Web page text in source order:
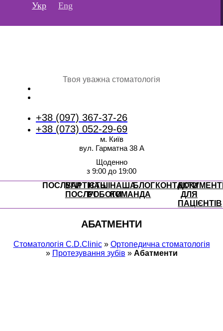
Укр Eng
Твоя уважна стоматологія
+38 (097) 367-37-26
+38 (073) 052-29-69
м. Київ
вул. Гарматна 38 А
Щоденно
з 9:00 до 19:00
ПОСЛУГИВАРТІСТЬ
ПОСЛУГ
НАШІ
РОБОТИ
НАША
КОМАНДА
БЛОГ КОНТАКТИ
ДЛЯ
ПАЦІЄНТІВ
АБАТМЕНТИ
Стоматологія С.D.Clinic» Ортопедична стоматологія
» Протезування зубів » Абатменти